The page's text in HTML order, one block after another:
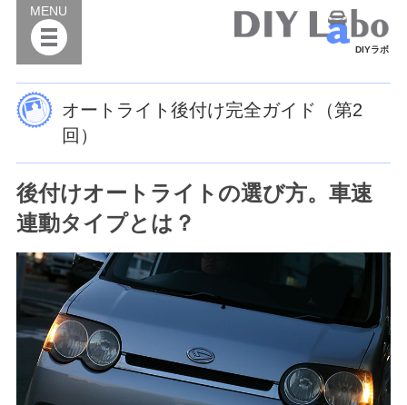
DIYラボ
MENU
オートライト後付け完全ガイド（第2
回）
後付けオートライトの選び方。車速
連動タイプとは？